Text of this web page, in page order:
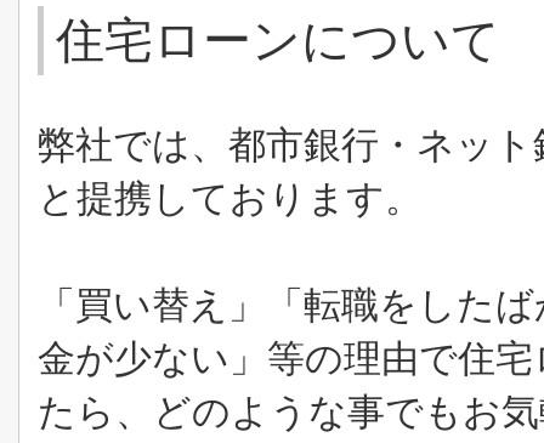
住宅ローンについて
弊社では、都市銀行・ネッ
と提携しております。
「買い替え」「転職をした
金が少ない」等の理由で住
たら、どのような事でもお